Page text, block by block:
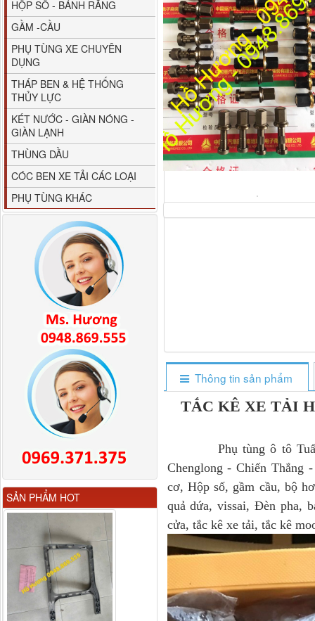
Thông tin sản phẩm
TẮC KÊ XE TẢI
Phụ tùng ô tô Tuấn
Chenglong - Chiến
cơ, Hộp số, gầm cầu, bộ
quả dứa, vissai, Đèn pha,
cửa, tắc kê xe tải, tắc kê
HỘP SỐ - BÁNH RĂNG
GẦM -CẦU
PHỤ TÙNG XE CHUYÊN
DỤNG
THÁP BEN & HỆ THỐNG
THỦY LỰC
KÉT NƯỚC - GIÀN NÓNG -
GIÀN LẠNH
THÙNG DẦU
CÓC BEN XE TẢI CÁC LOẠI
PHỤ TÙNG KHÁC
SẢN PHẨM HOT
80YHCB-60 Bơm xăng
dầu 60m3/h...
M4610162101A0 Tapbi
cửa Thaco...
Gương chiếu hậu FAW
JH6 có sấy...